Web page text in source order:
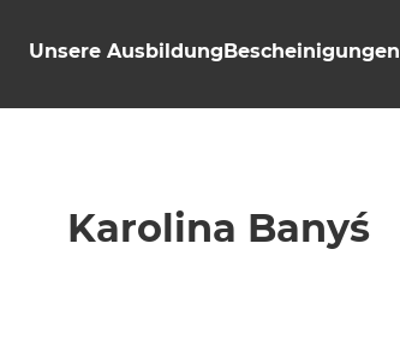
Unsere AusbildungBescheinigungen
Karolina Banyś